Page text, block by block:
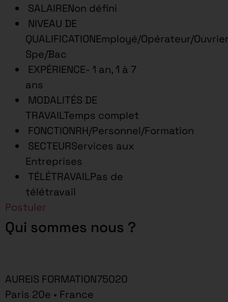
SALAIRENon défini
NIVEAU DE
QUALIFICATIONEmployé/Opérateur/
Spe/Bac
EXPÉRIENCE- 1 an, 1 à 7
ans
MODALITÉS DE
TRAVAILTemps complet
FONCTIONRH/Personnel/Formation
SECTEURServices aux
Entreprises
TÉLÉTRAVAILPas de
télétravail
Postuler
Qui sommes nous ?
AUREIS FORMATION75020
Paris 20e • France